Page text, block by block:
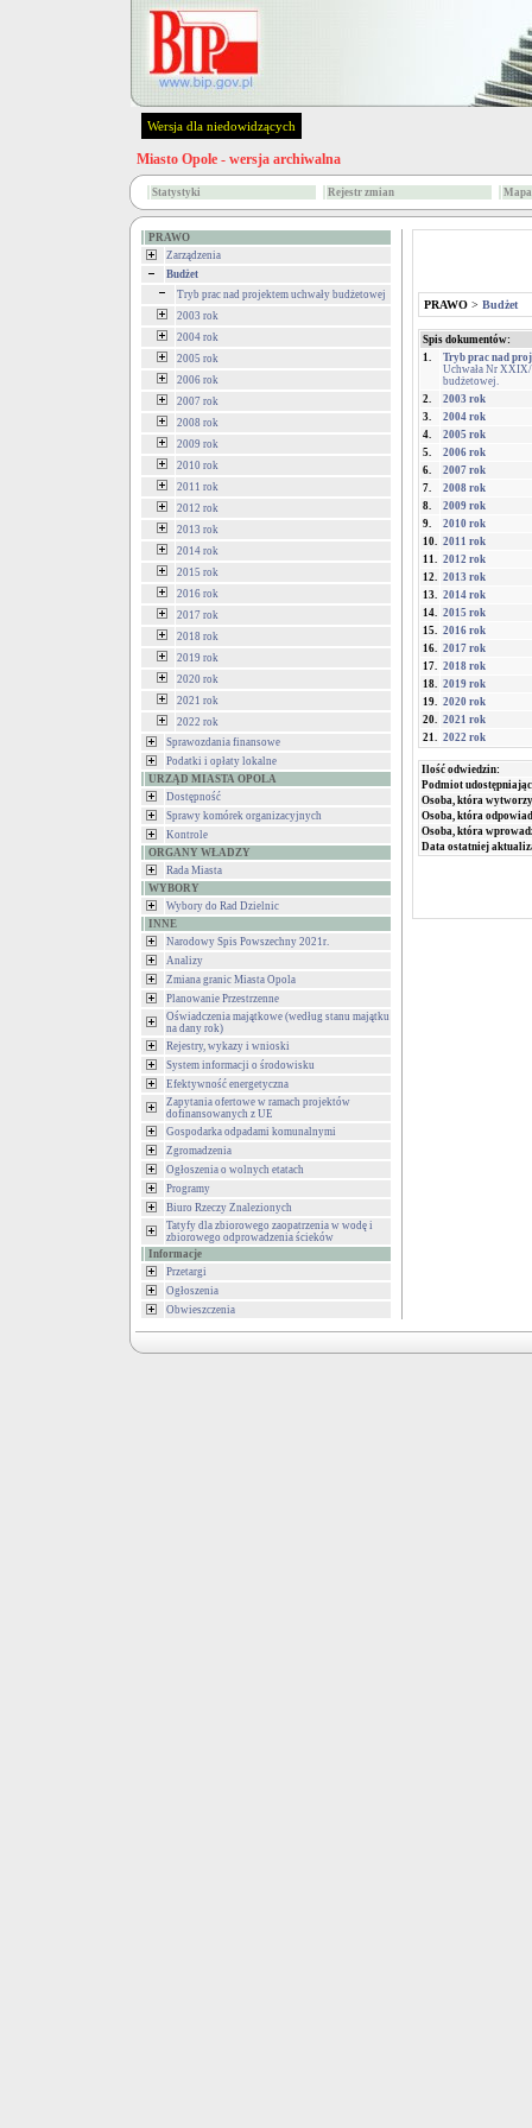
Wersja dla niedowidzących
Miasto Opole - wersja archiwalna
Statystyki Rejestr zmian
PRAWO
Zarządzenia
Budżet
Tryb prac nad projektem uchwały budżetowej
2003 rok
2004 rok
2005 rok
2006 rok
2007 rok
2008 rok
2009 rok
2010 rok
2011 rok
2012 rok
2013 rok
2014 rok
2015 rok
2016 rok
2017 rok
2018 rok
2019 rok
2020 rok
2021 rok
2022 rok
Sprawozdania finansowe
Podatki i opłaty lokalne
URZĄD MIASTA OPOLA
Dostępność
Sprawy komórek organizacyjnych
Kontrole
ORGANY WŁADZY
Rada Miasta
WYBORY
Wybory do Rad Dzielnic
INNE
Narodowy Spis Powszechny 2021r.
Analizy
Zmiana granic Miasta Opola
Planowanie Przestrzenne
Oświadczenia majątkowe (według stanu majątku
na dany rok)
Rejestry, wykazy i wnioski
System informacji o środowisku
Efektywność energetyczna
Zapytania ofertowe w ramach projektów
dofinansowanych z UE
Gospodarka odpadami komunalnymi
Zgromadzenia
Ogłoszenia o wolnych etatach
Programy
Biuro Rzeczy Znalezionych
Tatyfy dla zbiorowego zaopatrzenia w wodę i
zbiorowego odprowadzenia ścieków
Informacje
Przetargi
Ogłoszenia
Obwieszczenia
PRAWO > Budżet
Spis dokumentów:
1.
Tryb prac nad
Uchwała Nr
budżetowej.
2.
2003 rok
3.
2004 rok
4.
2005 rok
5.
2006 rok
6.
2007 rok
7.
2008 rok
8.
2009 rok
9.
2010 rok
10. 2011 rok
11. 2012 rok
12. 2013 rok
13. 2014 rok
14. 2015 rok
15. 2016 rok
16. 2017 rok
17. 2018 rok
18. 2019 rok
19. 2020 rok
20. 2021 rok
21. 2022 rok
Ilość odwiedzin:
Podmiot
Osoba, która
Osoba, która
Osoba, która
Data ostatniej